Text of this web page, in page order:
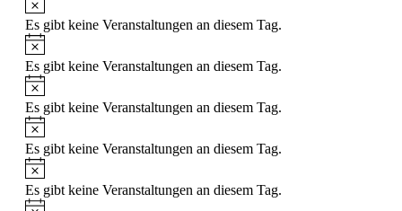
Es gibt keine Veranstaltungen an diesem Tag.
Es gibt keine Veranstaltungen an diesem Tag.
Es gibt keine Veranstaltungen an diesem Tag.
Es gibt keine Veranstaltungen an diesem Tag.
Es gibt keine Veranstaltungen an diesem Tag.